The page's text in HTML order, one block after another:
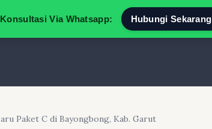
Konsultasi Via Whatsapp: Hubungi Sekarang
Paket C di Bayongbong, Kab. Garut